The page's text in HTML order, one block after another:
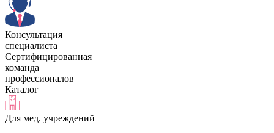
Консультация
специалиста
Сертифицированная
команда
профессионалов
Каталог
Для мед. учреждений